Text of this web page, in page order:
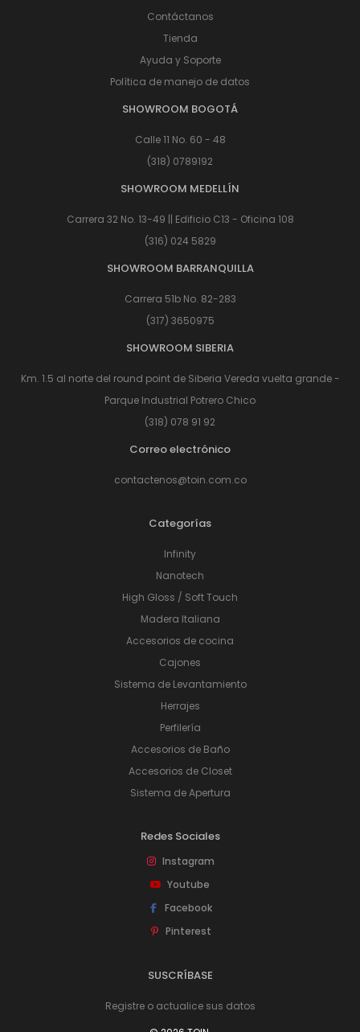
Contáctanos
Tienda
Ayuda y Soporte
Política de manejo de datos
SHOWROOM BOGOTÁ
Calle 11 No. 60 - 48
(318) 0789192
SHOWROOM MEDELLÍN
Carrera 32 No. 13-49 || Edificio C13 - Oficina 108
(316) 024 5829
SHOWROOM BARRANQUILLA
Carrera 51b No. 82-283
(317) 3650975
SHOWROOM SIBERIA
Km. 1.5 al norte del round point de Siberia Vereda vuelta grande -
Parque Industrial Potrero Chico
(318) 078 91 92
Correo electrónico
contactenos@toin.com.co
Categorías
Infinity
Nanotech
High Gloss / Soft Touch
Madera Italiana
Accesorios de cocina
Cajones
Sistema de Levantamiento
Herrajes
Perfilería
Accesorios de Baño
Accesorios de Closet
Sistema de Apertura
Redes Sociales
Instagram
Youtube
Facebook
Pinterest
SUSCRÍBASE
Registre o actualice sus datos